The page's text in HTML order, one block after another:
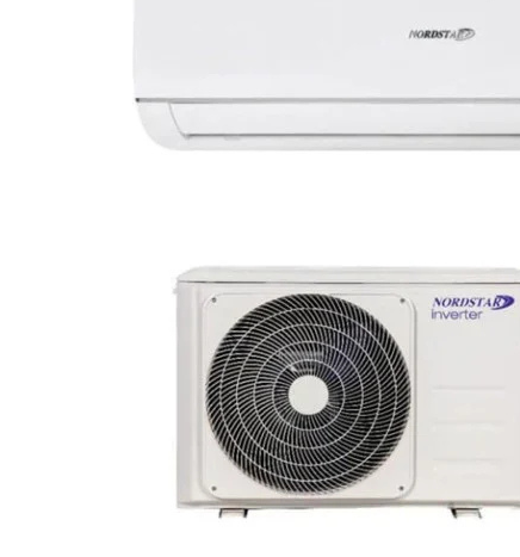
Tubulatura Flexibila
Tub Flexibil Izolat
Difuzoare Climatizare - Ventilatie
Grile Climatizare - Ventilatie